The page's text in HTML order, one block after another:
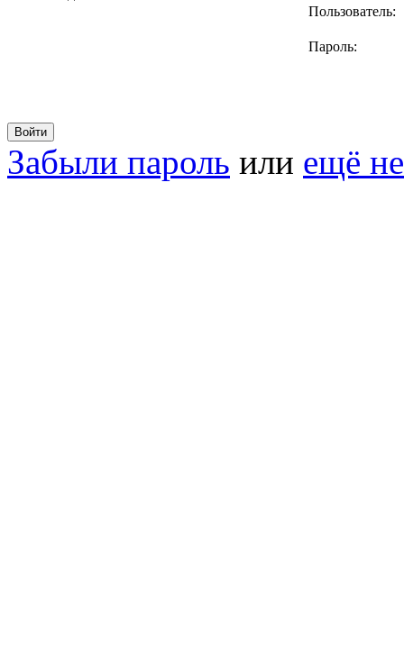
Пользователь:
Пароль:
Забыли пароль или ещё